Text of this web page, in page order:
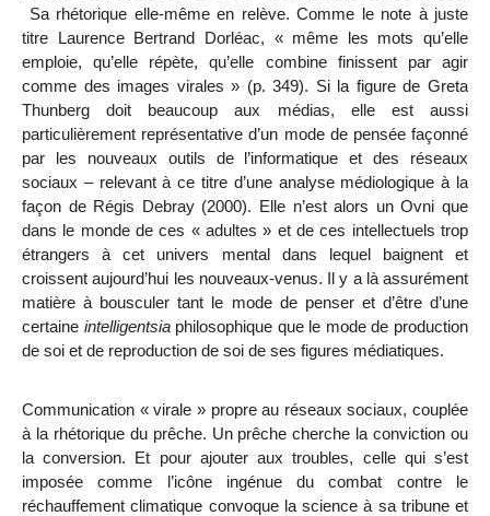
Sa rhétorique elle-même en relève. Comme le note à juste
titre Laurence Bertrand Dorléac, « même les mots qu’elle
emploie, qu’elle répète, qu’elle combine finissent par agir
comme des images virales » (p. 349). Si la figure de Greta
Thunberg doit beaucoup aux médias, elle est aussi
particulièrement représentative d’un mode de pensée façonné
par les nouveaux outils de l’informatique et des réseaux
sociaux – relevant à ce titre d’une analyse médiologique à la
façon de Régis Debray (2000). Elle n’est alors un Ovni que
dans le monde de ces « adultes » et de ces intellectuels trop
étrangers à cet univers mental dans lequel baignent et
croissent aujourd’hui les nouveaux-venus. Il y a là assurément
matière à bousculer tant le mode de penser et d’être d’une
certaine intelligentsiaphilosophique que le mode de production
de soi et de reproduction de soi de ses figures médiatiques.
Communication « virale » propre au réseaux sociaux, couplée
à la rhétorique du prêche. Un prêche cherche la conviction ou
la conversion. Et pour ajouter aux troubles, celle qui s’est
imposée comme l’icône ingénue du combat contre le
réchauffement climatique convoque la science à sa tribune et